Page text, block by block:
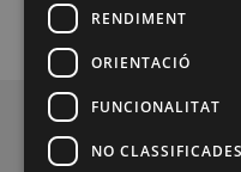
© 2026 Pirineus de Catalunya
RENDIMENT
ORIENTACIÓ
FUNCIONALITAT
NO CLASSIFICADES